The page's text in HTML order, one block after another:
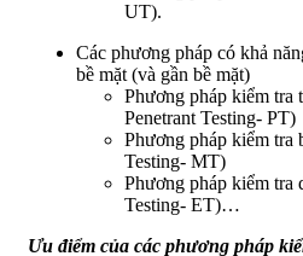
UT).
Các phương pháp có khả
bề mặt (và gần bề mặt)
Phương pháp kiểm tra
Penetrant Testing- PT)
Phương pháp kiểm tra
Testing- MT)
Phương pháp kiểm tra
Testing- ET)…
Ưu điểm của các phương pháp